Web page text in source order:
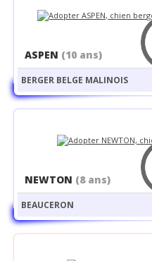
ASPEN (10 ans)
BERGER BELGE MALINOIS
NEWTON (8 ans)
BEAUCERON